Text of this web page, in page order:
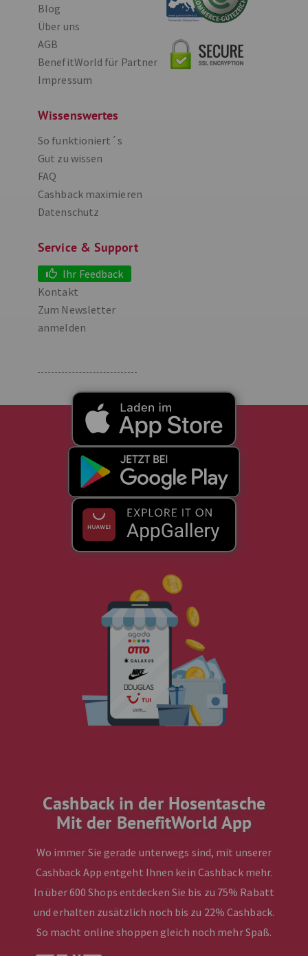
Blog
Über uns
AGB
BenefitWorld für Partner
Impressum
Wissenswertes
So funktioniert´s
Gut zu wissen
FAQ
Cashback maximieren
Datenschutz
Service & Support
Ihr Feedback
Kontakt
Zum Newsletter
anmelden
Cashback in der Hosentasche
Mit der BenefitWorld App
Wo immer Sie gerade unterwegs sind, mit unserer
Cashback App entgeht Ihnen kein Cashback mehr.
In über 600 Shops entdecken Sie bis zu 75% Rabatt
und erhalten zusätzlich noch bis zu 22% Cashback.
So macht online shoppen gleich noch mehr Spaß.